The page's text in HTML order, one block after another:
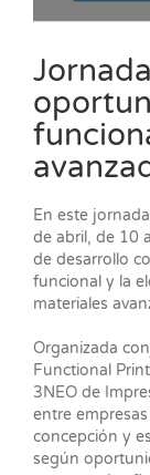
En este
de abril, de 10
de desarrollo
funcional y la
materiales
Organizada
Functional
3NEO de
entre
concepción y
según